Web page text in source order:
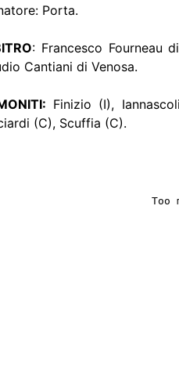
Porta.
: Francesco Fourneau
Cantiani di Venosa.
Finizio (I),
(C), Scuffia (C).